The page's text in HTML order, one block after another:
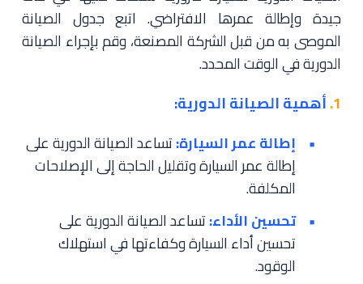
جيدة وإطالة عمرها الافتراضي. اتبع جدول الصيانة
الموصى به من قبل الشركة المصنعة، وقم بإجراء الصيانة
الدورية في الوقت المحدد.
1. أهمية الصيانة الدورية:
إطالة عمر السيارة:تساعد الصيانة الدورية على
إطالة عمر السيارة وتقليل الحاجة إلى الإصلاحات
المكلفة.
تحسين الأداء:تساعد الصيانة الدورية على
تحسين أداء السيارة وكفاءتها في استهلاك
الوقود.